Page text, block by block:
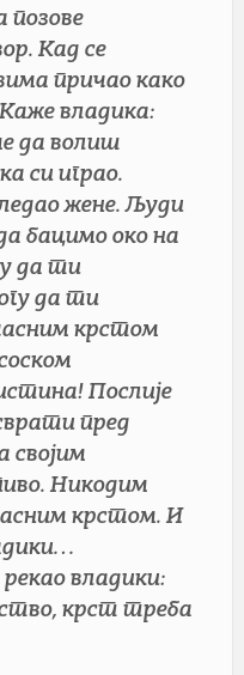
позове
Кад се
причао како
Каже владика:
да волиш
си играо.
жене. Људи
бацимо око на
да ти
да ти
крстом
Послије
пред
својим
Никодим
крстом. И
владики:
крст треба